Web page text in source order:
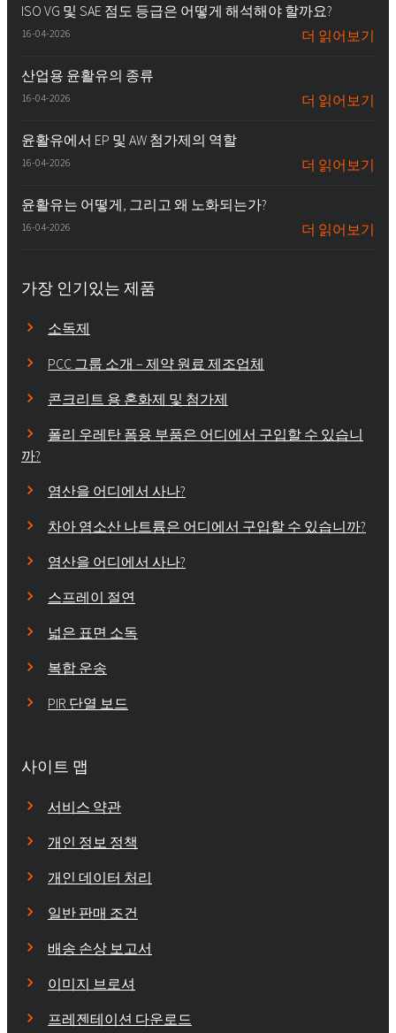
ISO VG 및 SAE 점도 등급은 어떻게 해석해야 할까요?
16-04-2026 더 읽어보기
산업용 윤활유의 종류
16-04-2026 더 읽어보기
윤활유에서 EP 및 AW 첨가제의 역할
16-04-2026 더 읽어보기
윤활유는 어떻게, 그리고 왜 노화되는가?
16-04-2026 더 읽어보기
가장 인기있는 제품
소독제
PCC 그룹 소개 – 제약 원료 제조업체
콘크리트 용 혼화제 및 첨가제
폴리 우레탄 폼용 부품은 어디에서 구입할 수 있습니
까?
염산을 어디에서 사나?
차아 염소산 나트륨은 어디에서 구입할 수 있습니까?
염산을 어디에서 사나?
스프레이 절연
넓은 표면 소독
복합 운송
PIR 단열 보드
사이트 맵
서비스 약관
개인 정보 정책
개인 데이터 처리
일반 판매 조건
배송 손상 보고서
이미지 브로셔
프레젠테이션 다운로드